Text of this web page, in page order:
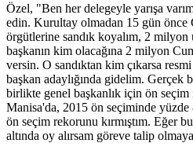
Özel, "Ben her delegeyle yarışa
edin. Kurultay olmadan 15 gün
örgütlerine sandık koyalım, 2 milyon
başkanın kim olacağına 2 milyon
versin. O sandıktan kim çıkarsa
başkan adaylığında gidelim.
birlikte genel başkanlık için ön
Manisa'da, 2015 ön seçiminde yüzde
ön seçim rekorunu kırmıştım. Eğer
altında oy alırsam göreve talip